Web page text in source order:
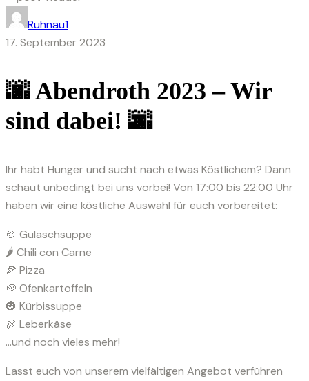
Ruhnau1
17. September 2023
🌆 Abendroth 2023 – Wir
sind dabei! 🌆
Ihr habt Hunger und sucht nach etwas Köstlichem? Dann
schaut unbedingt bei uns vorbei! Von 17:00 bis 22:00 Uhr
haben wir eine köstliche Auswahl für euch vorbereitet:
🍲 Gulaschsuppe
🌶️ Chili con Carne
🍕 Pizza
🥔 Ofenkartoffeln
🎃 Kürbissuppe
🍖 Leberkäse
…und noch vieles mehr!
Lasst euch von unserem vielfältigen Angebot verführen